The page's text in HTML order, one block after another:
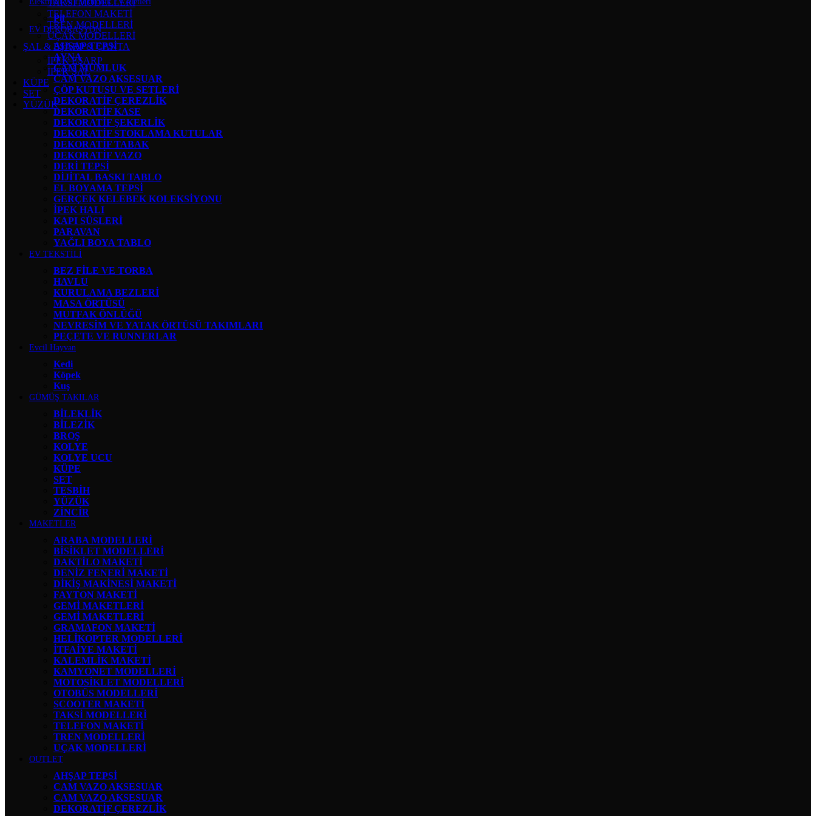
TAKSİ MODELLERİ
TELEFON MAKETİ
TREN MODELLERİ
UÇAK MODELLERİ
ŞAL & EŞARP & ÇANTA
İPEK EŞARP
İPEK ŞAL
KÜPE
SET
YÜZÜK
Pil
EV DEKORASYON
AHŞAP TEPSİ
AYNA
CAM MUMLUK
CAM VAZO AKSESUAR
ÇÖP KUTUSU VE SETLERİ
DEKORATİF ÇEREZLİK
DEKORATİF KASE
DEKORATİF ŞEKERLİK
DEKORATİF STOKLAMA KUTULAR
DEKORATİF TABAK
DEKORATİF VAZO
DERİ TEPSİ
DİJİTAL BASKI TABLO
EL BOYAMA TEPSİ
GERÇEK KELEBEK KOLEKSİYONU
İPEK HALI
KAPI SÜSLERİ
PARAVAN
YAĞLI BOYA TABLO
EV TEKSTİLİ
BEZ FİLE VE TORBA
HAVLU
KURULAMA BEZLERİ
MASA ÖRTÜSÜ
MUTFAK ÖNLÜĞÜ
NEVRESİM VE YATAK ÖRTÜSÜ TAKIMLARI
PEÇETE VE RUNNERLAR
Evcil Hayvan
Kedi
Köpek
Kuş
GÜMÜŞ TAKILAR
BİLEKLİK
BİLEZİK
BROŞ
KOLYE
KOLYE UCU
KÜPE
SET
TESBİH
YÜZÜK
ZİNCİR
MAKETLER
ARABA MODELLERİ
BİSİKLET MODELLERİ
DAKTİLO MAKETİ
DENİZ FENERİ MAKETİ
DİKİŞ MAKİNESİ MAKETİ
FAYTON MAKETİ
GEMİ MAKETLERİ
GEMİ MAKETLERİ
GRAMAFON MAKETİ
HELİKOPTER MODELLERİ
İTFAİYE MAKETİ
KALEMLİK MAKETİ
KAMYONET MODELLERİ
MOTOSİKLET MODELLERİ
OTOBÜS MODELLERİ
SCOOTER MAKETİ
TAKSİ MODELLERİ
TELEFON MAKETİ
TREN MODELLERİ
UÇAK MODELLERİ
OUTLET
AHŞAP TEPSİ
CAM VAZO AKSESUAR
CAM VAZO AKSESUAR
DEKORATİF ÇEREZLİK